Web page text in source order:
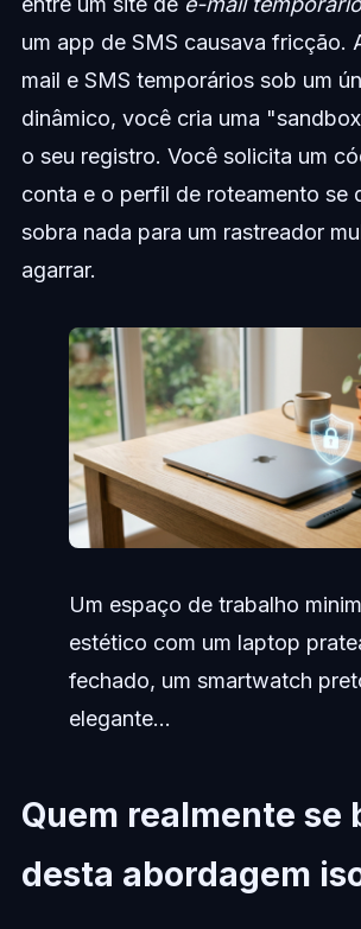
um app de SMS causava fricção.
mail e SMS temporários sob um
dinâmico, você cria uma
o seu registro. Você solicita um
conta e o perfil de roteamento se
sobra nada para um rastreador
agarrar.
Um espaço de trabalho
estético com um laptop
fechado, um smartwatch
elegante...
Quem realmente se
desta abordagem